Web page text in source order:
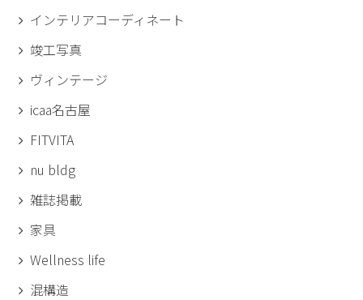
インテリアコーディネート
竣工写真
ヴィンテージ
icaa名古屋
FITVITA
nu bldg
雑誌掲載
家具
Wellness life
混構造